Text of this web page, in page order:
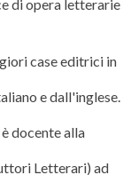
di opera letterarie
case editrici in
e dall'inglese.
docente alla
Letterari) ad